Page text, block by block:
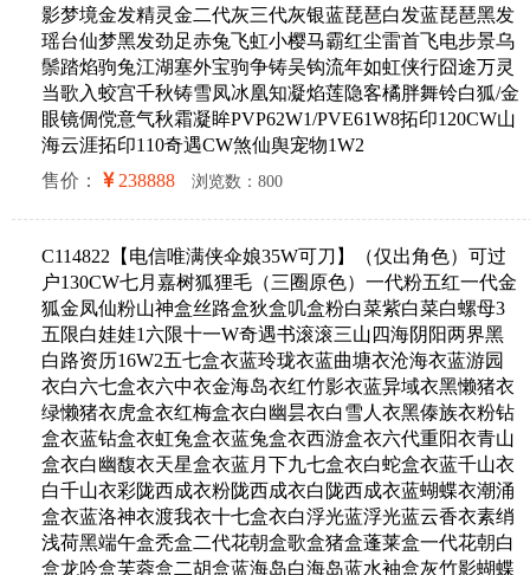
影梦境金发精灵金二代灰三代灰银蓝琵琶白发蓝琵琶黑发
瑶台仙梦黑发劲足赤兔飞虹小樱马霸红尘雷首飞电步景乌
鬃踏焰驹兔江湖塞外宝驹争铸吴钩流年如虹侠行囧途万灵
当歌入蛟宫千秋铸雪凤冰凰知凝焰莲隐客橘胖舞铃白狐/金
眼镜倜傥意气秋霜凝眸PVP62W1/PVE61W8拓印120CW山
海云涯拓印110奇遇CW煞仙舆宠物1W2
售价：
238888 浏览数：800
C114822【电信唯满侠伞娘35W可刀】（仅出角色）可过
户130CW七月嘉树狐狸毛（三圈原色）一代粉五红一代金
狐金凤仙粉山神盒丝路盒狄盒叽盒粉白菜紫白菜白螺母3
五限白娃娃1六限十一W奇遇书滚滚三山四海阴阳两界黑
白路资历16W2五七盒衣蓝玲珑衣蓝曲塘衣沧海衣蓝游园
衣白六七盒衣六中衣金海岛衣红竹影衣蓝异域衣黑懒猪衣
绿懒猪衣虎盒衣红梅盒衣白幽昙衣白雪人衣黑傣族衣粉钻
盒衣蓝钻盒衣虹兔盒衣蓝兔盒衣西游盒衣六代重阳衣青山
盒衣白幽馥衣天星盒衣蓝月下九七盒衣白蛇盒衣蓝千山衣
白千山衣彩陇西成衣粉陇西成衣白陇西成衣蓝蝴蝶衣潮涌
盒衣蓝洛神衣渡我衣十七盒衣白浮光蓝浮光蓝云香衣素绡
浅荷黑端午盒秃盒二代花朝盒歌盒猪盒蓬莱盒一代花朝白
盒龙吟盒芙蓉盒二胡盒蓝海岛白海岛蓝水袖盒灰竹影蝴蝶